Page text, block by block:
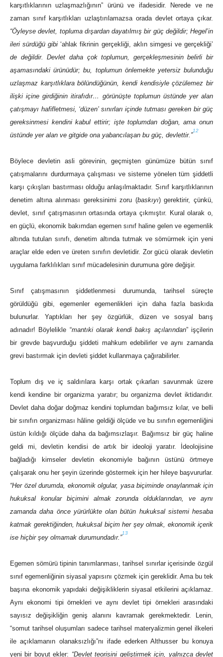
karşıtlıklarının uzlaşmazlığının” ürünü ve ifadesidir. Nerede ve ne
zaman sınıf karşıtlıkları uzlaştırılamazsa orada devlet ortaya çıkar.
“Öyleyse devlet, topluma dışardan dayatılmış bir güç değildir; Hegel’in
ileri sürdüğü gibi ‘ahlak fikrinin gerçekliği, aklın simgesi ve gerçekliği’
de değildir. Devlet daha çok toplumun, gerçekleşmesinin belirli bir
aşamasındaki ürünüdür; bu, toplumun önlemekte yetersiz bulunduğu
uzlaşmaz karşıtlıklara bölündüğünün, kendi kendisiyle çözülemez bir
ilişki içine girdiğinin itirafıdır… görünüşte toplumun üstünde yer alan
çatışmayı hafifletmesi, ‘düzen’ sınırları içinde tutması gereken bir güç
gereksinmesi kendini kabul ettirir; işte toplumdan doğan, ama onun
üstünde yer alan ve gitgide ona yabancılaşan bu güç, devlettir.”
12
Böylece devletin asli görevinin, geçmişten günümüze bütün sınıf
çatışmalarını durdurmaya çalışması ve sisteme yönelen tüm şiddetli
karşı çıkışları bastırması olduğu anlaşılmaktadır. Sınıf karşıtlıklarının
denetim altına alınması gereksinimi zoru (baskıyı) gerektirir, çünkü,
devlet, sınıf çatışmasının ortasında ortaya çıkmıştır. Kural olarak o,
en güçlü, ekonomik bakımdan egemen sınıf haline gelen ve egemenlik
altında tutulan sınıfı, denetim altında tutmak ve sömürmek için yeni
araçlar elde eden ve üreten sınıfın devletidir. Zor gücü olarak devletin
uygulama farklılıkları sınıf mücadelesinin durumuna göre değişir.
Sınıf çatışmasının şiddetlenmesi durumunda, tarihsel süreçte
görüldüğü gibi, egemenler egemenlikleri için daha fazla baskıda
bulunurlar. Yaptıkları her şey özgürlük, düzen ve sosyal barış
adınadır! Böylelikle “mantıki olarak kendi bakış açılarından” işçilerin
bir grevde başvurduğu şiddeti mahkum edebilirler ve aynı zamanda
grevi bastırmak için devleti şiddet kullanmaya çağırabilirler.
Toplum dış ve iç saldırılara karşı ortak çıkarları savunmak üzere
kendi kendine bir organizma yaratır; bu organizma devlet iktidarıdır.
Devlet daha doğar doğmaz kendini toplumdan bağımsız kılar, ve belli
bir sınıfın organizması hâline geldiği ölçüde ve bu sınıfın egemenliğini
üstün kıldığı ölçüde daha da bağımsızlaşır. Bağımsız bir güç haline
geldi mi, devletin kendisi de artık bir ideoloji yaratır. İdeolojisine
bağladığı kimseler devletin ekonomiyle bağının üstünü örtmeye
çalışarak onu her şeyin üzerinde göstermek için her hileye başvururlar.
“Her özel durumda, ekonomik olgular, yasa biçiminde onaylanmak için
hukuksal konular biçimini almak zorunda olduklarından, ve aynı
zamanda daha önce yürürlükte olan bütün hukuksal sistemi hesaba
katmak gerektiğinden, hukuksal biçim her şey olmak, ekonomik içerik
ise hiçbir şey olmamak durumundadır.”
13
Egemen sömürü tipinin tanımlanması, tarihsel sınırlar içerisinde özgül
sınıf egemenliğinin siyasal yapısını çözmek için gereklidir. Ama bu tek
başına ekonomik yapıdaki değişikliklerin siyasal etkilerini açıklamaz.
Aynı ekonomi tipi örnekleri ve aynı devlet tipi örnekleri arasındaki
sayısız değişikliğin geniş alanını kavramak gerekmektedir. Lenin,
“somut tarihsel oluşumları sadece tarihsel materyalizmin genel ilkeleri
ile açıklamanın olanaksızlığı”nı ifade ederken Althusser bu konuya
yeni bir boyut ekler: “Devlet teorisini geliştirmek için, yalnızca devlet